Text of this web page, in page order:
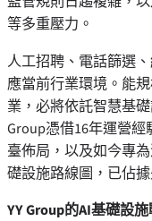
等多重壓力。
人工招聘、電話篩選
應當前行業環境。能
業，必將依託智慧基
Group憑借16年運營
臺佈局，以及如今專
礎設施路線圖，已佔
YY Group的AI基礎設